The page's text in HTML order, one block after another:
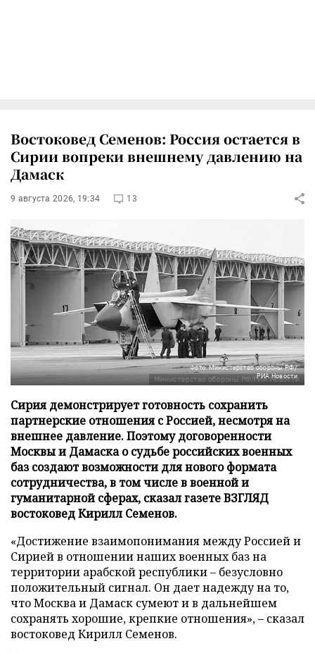
Востоковед Семенов: Россия остается в
Сирии вопреки внешнему давлению на
Дамаск
9 августа 2026, 19:34 13
Фото: Министерство обороны РФ/
РИА Новости
Сирия демонстрирует готовность сохранить
партнерские отношения с Россией, несмотря на
внешнее давление. Поэтому договоренности
Москвы и Дамаска о судьбе российских военных
баз создают возможности для нового формата
сотрудничества, в том числе в военной и
гуманитарной сферах, сказал газете ВЗГЛЯД
востоковед Кирилл Семенов.
«Достижение взаимопонимания между Россией и
Сирией в отношении наших военных баз на
территории арабской республики – безусловно
положительный сигнал. Он дает надежду на то,
что Москва и Дамаск сумеют и в дальнейшем
сохранять хорошие, крепкие отношения», – сказал
востоковед Кирилл Семенов.